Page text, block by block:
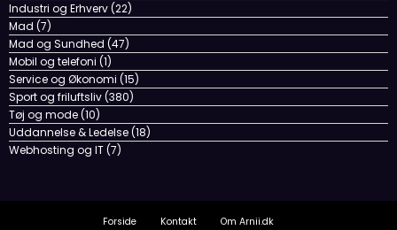
Industri og Erhverv(22)
Mad (7)
Mad og Sundhed (47)
Mobil og telefoni (1)
Service og Økonomi (15)
Sport og friluftsliv(380)
Tøj og mode(10)
Uddannelse & Ledelse(18)
Webhosting og IT(7)
Forside Kontakt Om Arnii.dk